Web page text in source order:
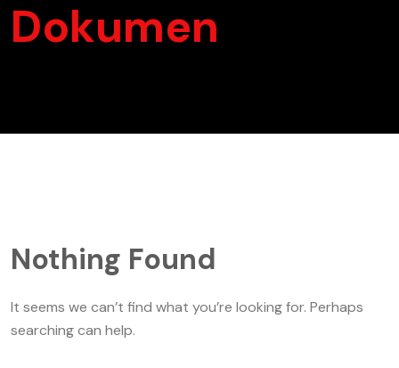
Dokumen
Nothing Found
It seems we can’t find what you’re looking for. Perhaps
searching can help.